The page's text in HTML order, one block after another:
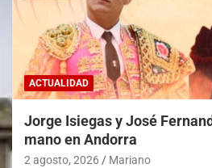
ACTUALIDAD
Jorge Isiegas y José
mano en Andorra
2 agosto, 2026 Mariano